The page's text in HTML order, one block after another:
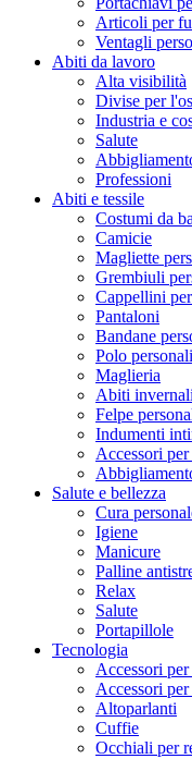
Articoli per
Ventagli
Abiti da lavoro
Alta visibilità
Divise per
Industria e
Salute
Professioni
Abiti e tessile
Costumi da
Camicie
Magliette
Grembiuli
Cappellini
Pantaloni
Bandane
Polo
Maglieria
Abiti invernali
Felpe
Indumenti
Accessori
Salute e bellezza
Cura
Igiene
Manicure
Palline
Relax
Salute
Portapillole
Tecnologia
Accessori
Accessori
Altoparlanti
Cuffie
Occhiali per